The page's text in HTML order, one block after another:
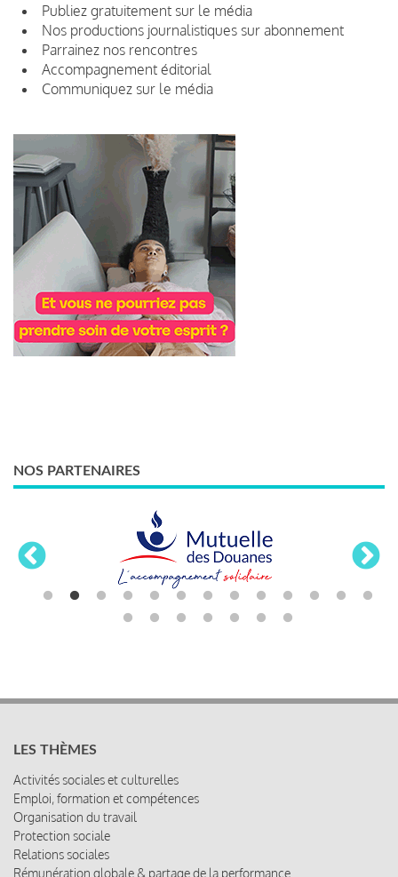
Publiez gratuitement sur le média
Nos productions journalistiques sur abonnement
Parrainez nos rencontres
Accompagnement éditorial
Communiquez sur le média
NOS PARTENAIRES
LES THÈMES
Activités sociales et culturelles
Emploi, formation et compétences
Organisation du travail
Protection sociale
Relations sociales
Rémunération globale & partage de la performance